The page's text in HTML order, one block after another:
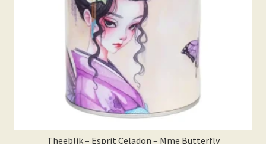
Theeblik – Esprit Celadon – Mme Butterfly